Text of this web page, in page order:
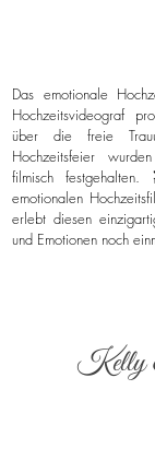
Das emotionale
Hochzeitsvideograf
über die freie
Hochzeitsfeier
filmisch
emotionalen
erlebt diesen
und Emotionen noch
Kelly